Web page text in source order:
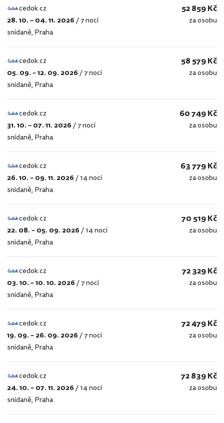
cedok.cz
cedok.cz
28. 10. – 04. 11. 2026/7 nocí
snídaně, Praha
52 859 Kč
za osobu
cedok.cz
cedok.cz
05. 09. – 12. 09. 2026/7 nocí
snídaně, Praha
58 579 Kč
za osobu
cedok.cz
cedok.cz
31. 10. – 07. 11. 2026/7 nocí
snídaně, Praha
60 749 Kč
za osobu
cedok.cz
cedok.cz
26. 10. – 09. 11. 2026/14 nocí
snídaně, Praha
63 779 Kč
za osobu
cedok.cz
cedok.cz
22. 08. – 05. 09. 2026/14 nocí
snídaně, Praha
70 519 Kč
za osobu
cedok.cz
cedok.cz
03. 10. – 10. 10. 2026/7 nocí
snídaně, Praha
72 329 Kč
za osobu
cedok.cz
cedok.cz
19. 09. – 26. 09. 2026/7 nocí
snídaně, Praha
72 479 Kč
za osobu
cedok.cz
cedok.cz
24. 10. – 07. 11. 2026/14 nocí
snídaně, Praha
72 839 Kč
za osobu